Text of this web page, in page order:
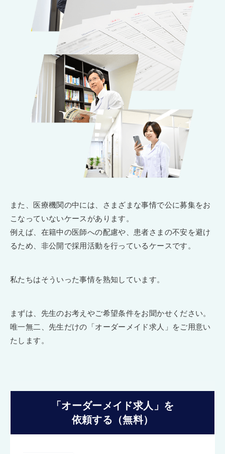
また、医療機関の中には、さまざまな事情で公に募集をお
こなっていないケースがあります。
例えば、在籍中の医師への配慮や、患者さまの不安を避け
るため、非公開で採用活動を行っているケースです。
私たちはそういった事情を熟知しています。
まずは、先生のお考えやご希望条件をお聞かせください。
唯一無二、先生だけの「オーダーメイド求人」をご用意い
たします。
「オーダーメイド求人」を
依頼する（無料）